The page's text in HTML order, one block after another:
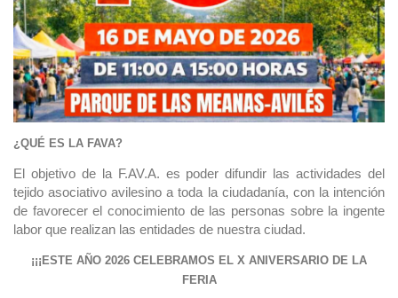
¿QUÉ ES LA FAVA?
El objetivo de la F.AV.A. es poder difundir las actividades del
tejido asociativo avilesino a toda la ciudadanía, con la intención
de favorecer el conocimiento de las personas sobre la ingente
labor que realizan las entidades de nuestra ciudad.
¡¡¡ESTE AÑO 2026 CELEBRAMOS EL X ANIVERSARIO DE LA
FERIA